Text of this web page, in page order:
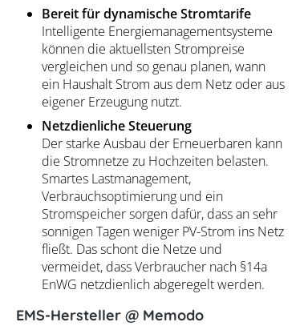
Bereit für dynamische Stromtarife
Intelligente Energiemanagementsysteme
können die aktuellsten Strompreise
vergleichen und so genau planen, wann
ein Haushalt Strom aus dem Netz oder aus
eigener Erzeugung nutzt.
Netzdienliche Steuerung
Der starke Ausbau der Erneuerbaren kann
die Stromnetze zu Hochzeiten belasten.
Smartes Lastmanagement,
Verbrauchsoptimierung und ein
Stromspeicher sorgen dafür, dass an sehr
sonnigen Tagen weniger PV-Strom ins Netz
fließt. Das schont die Netze und
vermeidet, dass Verbraucher nach §14a
EnWG netzdienlich abgeregelt werden.
EMS-Hersteller @ Memodo